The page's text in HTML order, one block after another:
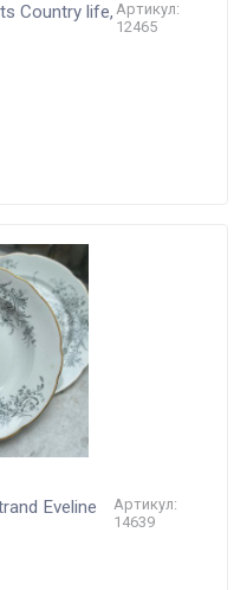
Country life, Артикул:
12465
Eveline
Артикул:
14639